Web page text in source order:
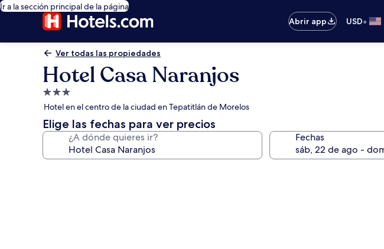
Ir a la sección principal de la página
Abrir app
USD•
Ver todas las propiedades
Hotel Casa Naranjos
Propiedad
de
3.0
estrellas
Hotel en el centro de la ciudad en Tepatitlán de Morelos
Elige las fechas para ver precios
¿A dónde quieres ir? Fechas